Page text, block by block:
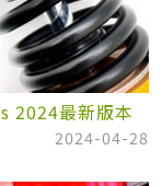
2024最新版本
2024-04-28